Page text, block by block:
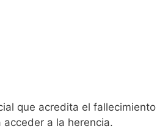
que acredita el
a la herencia.